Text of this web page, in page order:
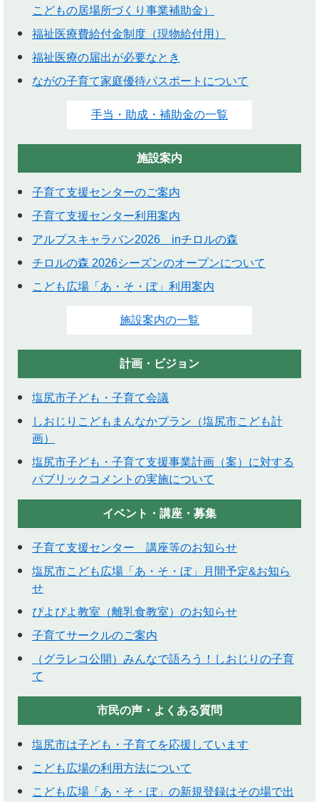
こどもの居場所づくり事業補助金）
福祉医療費給付金制度（現物給付用）
福祉医療の届出が必要なとき
ながの子育て家庭優待パスポートについて
手当・助成・補助金の一覧
施設案内
子育て支援センターのご案内
子育て支援センター利用案内
アルプスキャラバン2026 inチロルの森
チロルの森 2026シーズンのオープンについて
こども広場「あ・そ・ぼ」利用案内
施設案内の一覧
計画・ビジョン
塩尻市子ども・子育て会議
しおじりこどもまんなかプラン（塩尻市こども計
画）
塩尻市子ども・子育て支援事業計画（案）に対する
パブリックコメントの実施について
イベント・講座・募集
子育て支援センター 講座等のお知らせ
塩尻市こども広場「あ・そ・ぼ」月間予定&お知ら
せ
ぴよぴよ教室（離乳食教室）のお知らせ
子育てサークルのご案内
（グラレコ公開）みんなで語ろう！しおじりの子育
て
市民の声・よくある質問
塩尻市は子ども・子育てを応援しています
こども広場の利用方法について
こども広場「あ・そ・ぼ」の新規登録はその場で出